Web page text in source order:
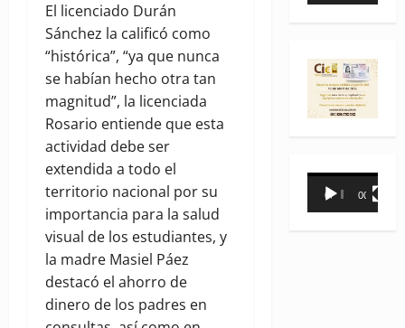
El licenciado Durán
Sánchez la calificó como
“histórica”, “ya que nunca
se habían hecho otra tan
magnitud”, la licenciada
Rosario entiende que esta
actividad debe ser
extendida a todo el
territorio nacional por su
importancia para la salud
visual de los estudiantes, y
la madre Masiel Páez
destacó el ahorro de
dinero de los padres en
Reproductor
00:00 00:31